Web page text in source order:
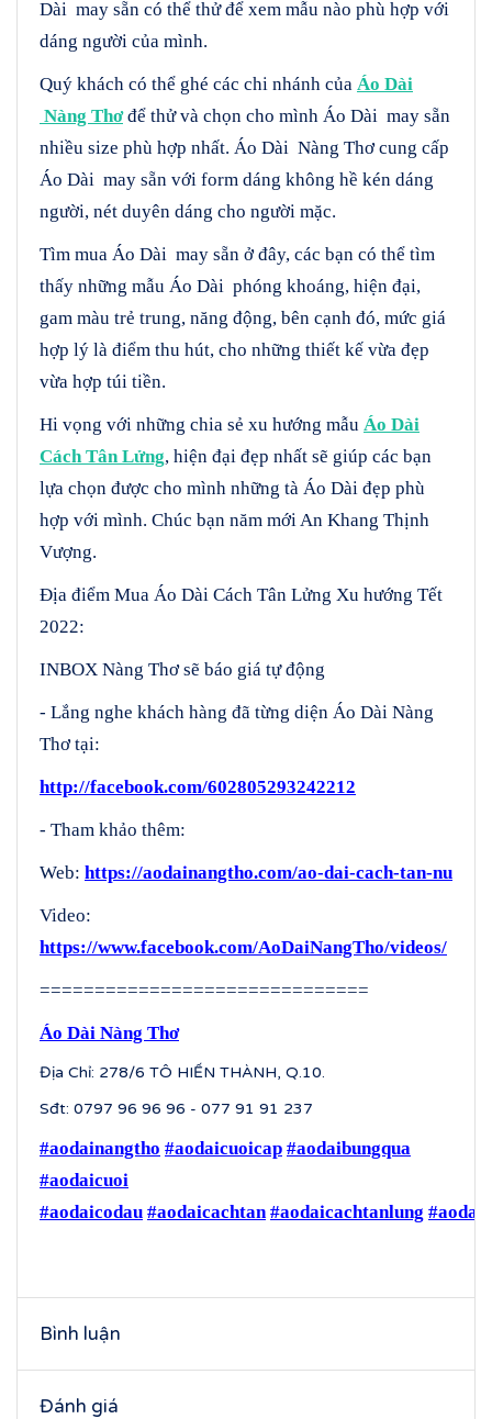
Dài may sẵn có thể thử để xem mẫu nào phù hợp với
dáng người của mình.
Quý khách có thể ghé các chi nhánh của Áo Dài
Nàng Thơđể thử và chọn cho mình Áo Dài may sẵn
nhiều size phù hợp nhất. Áo Dài Nàng Thơ cung cấp
Áo Dài may sẵn với form dáng không hề kén dáng
người, nét duyên dáng cho người mặc.
Tìm mua Áo Dài may sẵn ở đây, các bạn có thể tìm
thấy những mẫu Áo Dài phóng khoáng, hiện đại,
gam màu trẻ trung, năng động, bên cạnh đó, mức giá
hợp lý là điểm thu hút, cho những thiết kế vừa đẹp
vừa hợp túi tiền.
Hi vọng với những chia sẻ xu hướng mẫu Áo Dài
Cách Tân Lửng, hiện đại đẹp nhất sẽ giúp các bạn
lựa chọn được cho mình những tà Áo Dài đẹp phù
hợp với mình. Chúc bạn năm mới An Khang Thịnh
Vượng.
Địa điểm Mua Áo Dài Cách Tân Lửng Xu hướng Tết
2022:
INBOX Nàng Thơ sẽ báo giá tự động
- Lắng nghe khách hàng đã từng diện Áo Dài Nàng
Thơ tại:
http://facebook.com/602805293242212
- Tham khảo thêm:
Web: https://aodainangtho.com/ao-dai-cach-tan-nu
Video:
https://www.facebook.com/AoDaiNangTho/videos/
==============================
Áo Dài Nàng Thơ
Địa Chỉ: 278/6 TÔ HIẾN THÀNH, Q.10.
Sđt: 0797 96 96 96 - 077 91 91 237
#aodainangtho #aodaicuoicap #aodaibungqua
#aodaicuoi
#aodaicodau #aodaicachtan #aodaicachtanlung
Bình luận
Đánh giá